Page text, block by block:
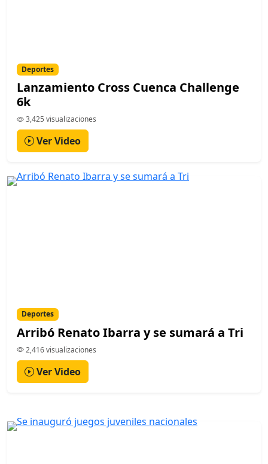
Deportes
Lanzamiento Cross Cuenca Challenge
6k
3,425 visualizaciones
Ver Video
Deportes
Arribó Renato Ibarra y se sumará a Tri
2,416 visualizaciones
Ver Video